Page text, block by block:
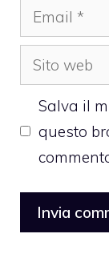
Email
Sito
web
Salva il
questo